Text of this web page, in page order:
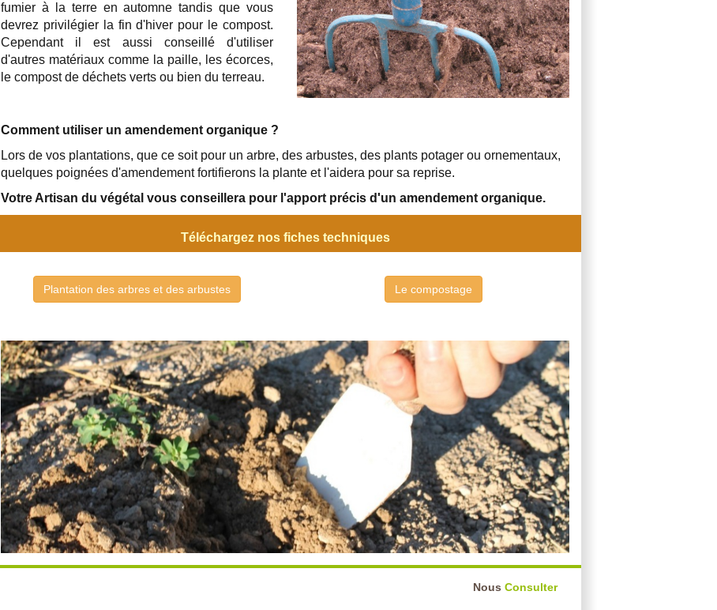
fumier à la terre en automne tandis que vous
devrez privilégier la fin d'hiver pour le compost.
Cependant il est aussi conseillé d'utiliser
d'autres matériaux comme la paille, les écorces,
le compost de déchets verts ou bien du terreau.
Comment utiliser un amendement organique ?
Lors de vos plantations, que ce soit pour un arbre, des arbustes, des plants potager ou ornementaux,
quelques poignées d'amendement fortifierons la plante et l'aidera pour sa reprise.
Votre Artisan du végétal vous conseillera pour l'apport précis d'un amendement organique.
Téléchargez nos fiches techniques
Plantation des arbres et des arbustes Le compostage
Nous Consulter